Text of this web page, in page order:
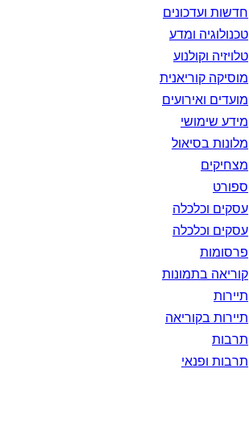
חדשות ועדכונים
טכנולוגיה ומדע
טלויזיה וקולנוע
מוסיקה קוריאנית
מועדים ואירועים
מידע שימושי
מלונות בסיאול
מצחיקים
ספורט
עסקים וכלכלה
עסקים וכלכלה
פרסומות
קוריאה בתמונות
תיירות
תיירות בקוריאה
תרבות
תרבות ופנאי